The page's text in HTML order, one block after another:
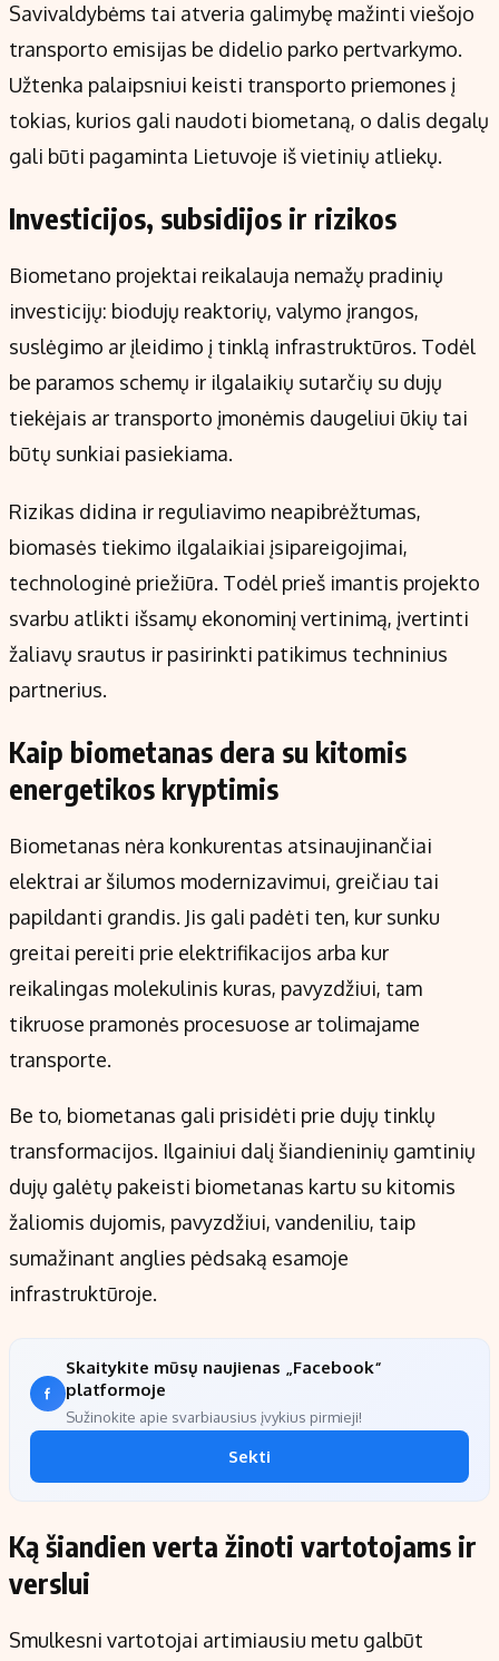
Savivaldybėms tai atveria galimybę mažinti viešojo
transporto emisijas be didelio parko pertvarkymo.
Užtenka palaipsniui keisti transporto priemones į
tokias, kurios gali naudoti biometaną, o dalis degalų
gali būti pagaminta Lietuvoje iš vietinių atliekų.
Investicijos, subsidijos ir rizikos
Biometano projektai reikalauja nemažų pradinių
investicijų: biodujų reaktorių, valymo įrangos,
suslėgimo ar įleidimo į tinklą infrastruktūros. Todėl
be paramos schemų ir ilgalaikių sutarčių su dujų
tiekėjais ar transporto įmonėmis daugeliui ūkių tai
būtų sunkiai pasiekiama.
Rizikas didina ir reguliavimo neapibrėžtumas,
biomasės tiekimo ilgalaikiai įsipareigojimai,
technologinė priežiūra. Todėl prieš imantis projekto
svarbu atlikti išsamų ekonominį vertinimą, įvertinti
žaliavų srautus ir pasirinkti patikimus techninius
partnerius.
Kaip biometanas dera su kitomis
energetikos kryptimis
Biometanas nėra konkurentas atsinaujinančiai
elektrai ar šilumos modernizavimui, greičiau tai
papildanti grandis. Jis gali padėti ten, kur sunku
greitai pereiti prie elektrifikacijos arba kur
reikalingas molekulinis kuras, pavyzdžiui, tam
tikruose pramonės procesuose ar tolimajame
transporte.
Be to, biometanas gali prisidėti prie dujų tinklų
transformacijos. Ilgainiui dalį šiandieninių gamtinių
dujų galėtų pakeisti biometanas kartu su kitomis
žaliomis dujomis, pavyzdžiui, vandeniliu, taip
sumažinant anglies pėdsaką esamoje
infrastruktūroje.
Skaitykite mūsų naujienas „Facebook“
platformoje
Sužinokite apie svarbiausius įvykius pirmieji!
Sekti
Ką šiandien verta žinoti vartotojams ir
verslui
Smulkesni vartotojai artimiausiu metu galbūt